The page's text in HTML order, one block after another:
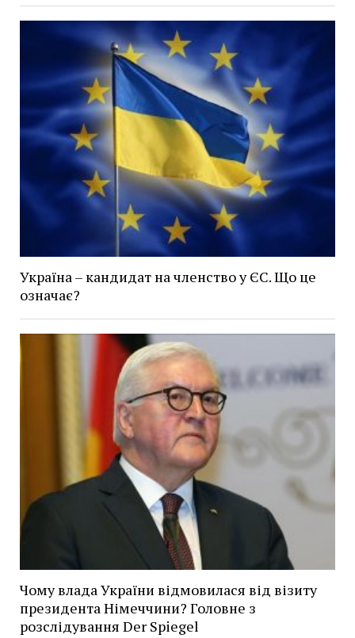
Україна – кандидат на членство у ЄС. Що це
означає?
Чому влада України відмовилася від візиту
президента Німеччини? Головне з
розслідування Der Spiegel